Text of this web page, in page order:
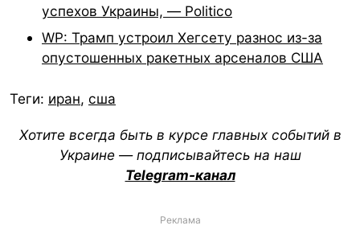
успехов Украины, — Politico
WP: Трамп устроил Хегсету разнос из-за
опустошенных ракетных арсеналов США
Теги: иран, сша
Хотите всегда быть в курсе главных событий в
Украине — подписывайтесь на наш
Telegram-канал
Реклама